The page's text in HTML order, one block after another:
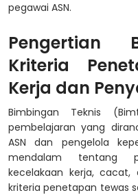
pegawai ASN.
Pengertian
Kriteria
Kerja dan
Bimbingan Teknis
pembelajaran yang
ASN dan pengelola
mendalam tentang
kecelakaan kerja,
kriteria penetapan tewas